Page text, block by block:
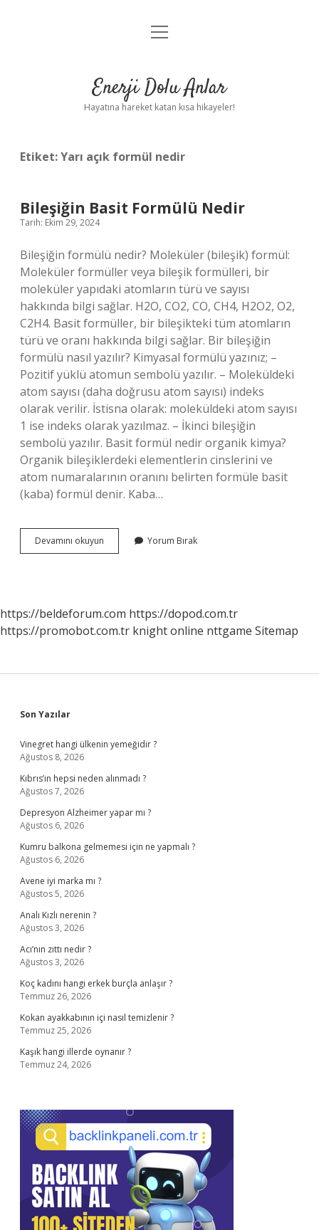
Anasayfa
Yasal Uyarı
menüyü
Enerji Dolu Anlar
Hayatına hareket katan kısa hikayeler!
Etiket:Yarı açık formül nedir
Bileşiğin Basit Formülü Nedir
Tarih: Ekim 29, 2024
Bileşiğin formülü nedir? Moleküler (bileşik) formül:
Moleküler formüller veya bileşik formülleri, bir
moleküler yapıdaki atomların türü ve sayısı
hakkında bilgi sağlar. H2O, CO2, CO, CH4, H2O2, O2,
C2H4. Basit formüller, bir bileşikteki tüm atomların
türü ve oranı hakkında bilgi sağlar. Bir bileşiğin
formülü nasıl yazılır? Kimyasal formülü yazınız; –
Pozitif yüklü atomun sembolü yazılır. – Moleküldeki
atom sayısı (daha doğrusu atom sayısı) indeks
olarak verilir. İstisna olarak: moleküldeki atom sayısı
1 ise indeks olarak yazılmaz. – İkinci bileşiğin
sembolü yazılır. Basit formül nedir organik kimya?
Organik bileşiklerdeki elementlerin cinslerini ve
atom numaralarının oranını belirten formüle basit
(kaba) formül denir. Kaba…
Devamını okuyun Bileşiğin
Basit
Yorum Bırak
https://beldeforum.com https://dopod.com.tr
https://promobot.com.tr knight online nttgame Sitemap
Sidebar
Son Yazılar
Vinegret hangi ülkenin yemeğidir ?
Ağustos 8, 2026
Kıbrıs’ın hepsi neden alınmadı ?
Ağustos 7, 2026
Depresyon Alzheimer yapar mı ?
Ağustos 6, 2026
Kumru balkona gelmemesi için ne yapmalı ?
Ağustos 6, 2026
Avene iyi marka mı ?
Ağustos 5, 2026
Analı Kızlı nerenin ?
Ağustos 3, 2026
Acı’nın zıttı nedir ?
Ağustos 3, 2026
Koç kadını hangi erkek burçla anlaşır ?
Temmuz 26, 2026
Kokan ayakkabının içi nasıl temizlenir ?
Temmuz 25, 2026
Kaşık hangi illerde oynanır ?
Temmuz 24, 2026